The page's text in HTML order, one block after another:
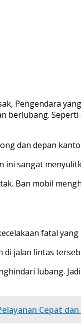
Pengendara
berlubang.
dan depan
sangat
Ban mobil
fatal
di jalan lintas
lubang.
Cepat